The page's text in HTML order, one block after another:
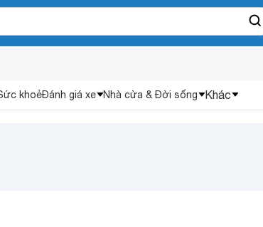
khoẻĐánh giá xe Nhà cửa & Đời sống Khác